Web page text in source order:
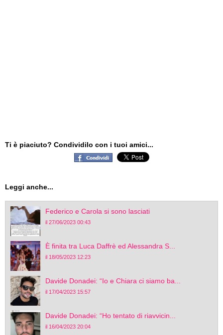
Ti è piaciuto? Condividilo con i tuoi amici...
Leggi anche...
Federico e Carola si sono lasciati
il 27/06/2023 00:43
È finita tra Luca Daffrè ed Alessandra S...
il 18/05/2023 12:23
Davide Donadei: “Io e Chiara ci siamo ba...
il 17/04/2023 15:57
Davide Donadei: “Ho tentato di riavvicin...
il 16/04/2023 20:04